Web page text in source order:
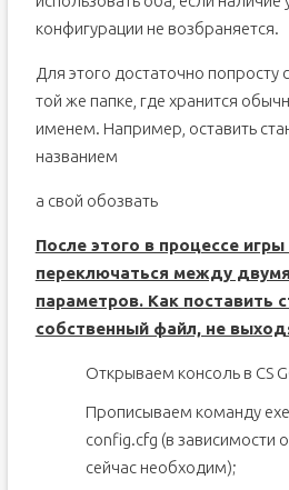
конфигурации не возбраняется.
Для этого достаточно попросту
той же папке, где хранится
именем. Например, оставить
названием
а свой обозвать
После этого в процессе
переключаться между
параметров. Как поставить
собственный файл, не
Открываем консоль в CS
Прописываем команду
config.cfg (в зависимости
сейчас необходим);